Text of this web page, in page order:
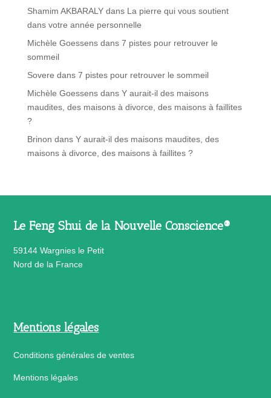
Shamim AKBARALYdans La pierre qui vous soutient
dans votre année personnelle
Michèle Goessensdans 7 pistes pour retrouver le
sommeil
Sovere dans 7 pistes pour retrouver le sommeil
Michèle Goessensdans Y aurait-il des maisons
maudites, des maisons à divorce, des maisons à faillites
?
Brinon dans Y aurait-il des maisons maudites, des
maisons à divorce, des maisons à faillites ?
Le Feng Shui de la Nouvelle Conscience®
59144 Wargnies le Petit
Nord de la France
Mentions légales
Conditions générales de ventes
Mentions légales